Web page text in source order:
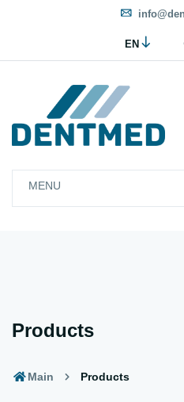
EN
MENU
Products
Main Products